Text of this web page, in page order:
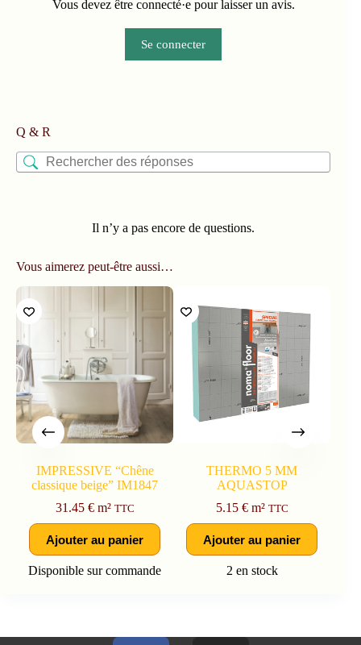
Vous devez être connecté·e pour laisser un avis.
Se connecter
Q & R
Il n’y a pas encore de questions.
Vous aimerez peut-être aussi…
IMPRESSIVE “Chêne
classique beige” IM1847
31.45 €m² TTC
Ajouter au panier
Disponible sur commande
THERMO 5 MM
AQUASTOP
5.15 €m² TTC
Ajouter au panier
2 en stock